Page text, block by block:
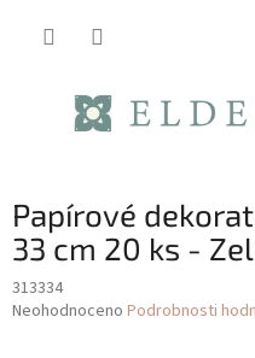
Papírové
33 cm 20 ks -
313334
Průměrné
Neohodnoceno Podrobnosti